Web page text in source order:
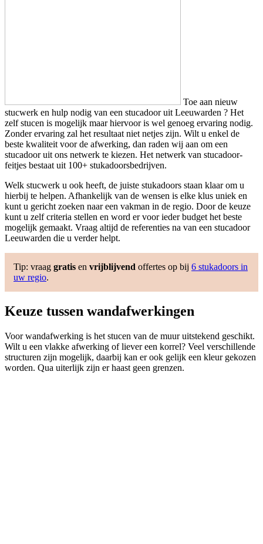
Toe aan nieuw
stucwerk en hulp nodig van een stucadoor uit Leeuwarden ? Het
zelf stucen is mogelijk maar hiervoor is wel genoeg ervaring nodig.
Zonder ervaring zal het resultaat niet netjes zijn. Wilt u enkel de
beste kwaliteit voor de afwerking, dan raden wij aan om een
stucadoor uit ons netwerk te kiezen. Het netwerk van stucadoor-
feitjes bestaat uit 100+ stukadoorsbedrijven.
Welk stucwerk u ook heeft, de juiste stukadoors staan klaar om u
hierbij te helpen. Afhankelijk van de wensen is elke klus uniek en
kunt u gericht zoeken naar een vakman in de regio. Door de keuze
kunt u zelf criteria stellen en word er voor ieder budget het beste
mogelijk gemaakt. Vraag altijd de referenties na van een stucadoor
Leeuwarden die u verder helpt.
Tip: vraag gratis en vrijblijvend offertes op bij 6 stukadoors in
uw regio.
Keuze tussen wandafwerkingen
Voor wandafwerking is het stucen van de muur uitstekend geschikt.
Wilt u een vlakke afwerking of liever een korrel? Veel verschillende
structuren zijn mogelijk, daarbij kan er ook gelijk een kleur gekozen
worden. Qua uiterlijk zijn er haast geen grenzen.